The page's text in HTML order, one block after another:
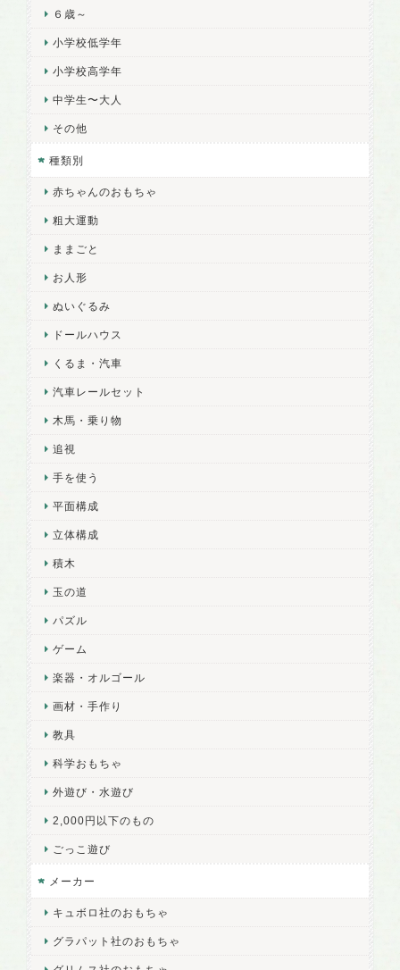
６歳～
小学校低学年
小学校高学年
中学生〜大人
その他
種類別
赤ちゃんのおもちゃ
粗大運動
ままごと
お人形
ぬいぐるみ
ドールハウス
くるま・汽車
汽車レールセット
木馬・乗り物
追視
手を使う
平面構成
立体構成
積木
玉の道
パズル
ゲーム
楽器・オルゴール
画材・手作り
教具
科学おもちゃ
外遊び・水遊び
2,000円以下のもの
ごっこ遊び
メーカー
キュボロ社のおもちゃ
グラパット社のおもちゃ